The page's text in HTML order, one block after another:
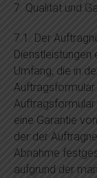
7. Qualität und
7.1. Der
Dienstleistungen
Umfang, die in
eine Garantie
der der
Abnahme
aufgrund der